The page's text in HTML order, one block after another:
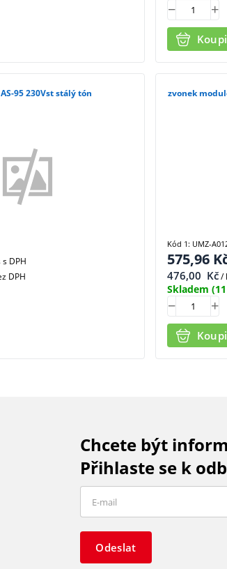
95 230Vst stálý tón
s DPH
DPH
zvonek
575,96
476,00 Kč/
Skladem
Kód 1: UMZ-
Chcete být
Přihlaste se k
Odeslat